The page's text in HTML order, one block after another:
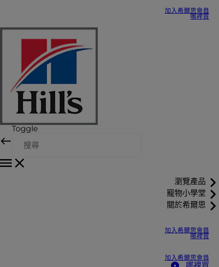
加入希爾思會員
哪裡買
Toggle
瀏覽產品
寵物小學堂
關於希爾思
加入希爾思會員
哪裡買
加入希爾思會員